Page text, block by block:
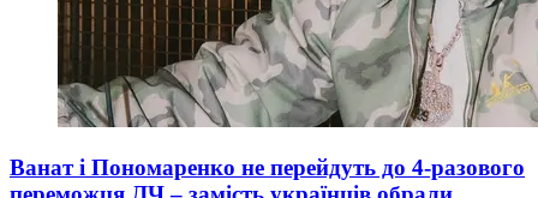
Ванат і Пономаренко не перейдуть до 4-разового